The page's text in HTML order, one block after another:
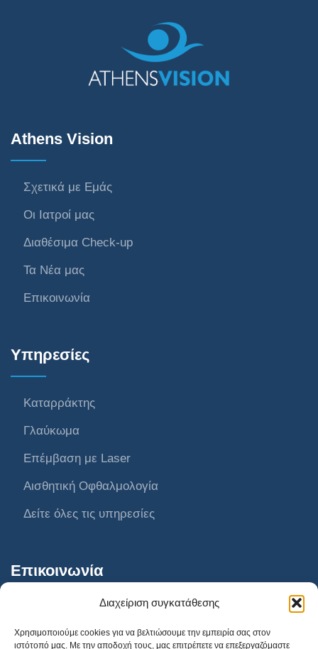
Διαχείριση συγκατάθεσης
Χρησιμοποιούμε cookies για να βελτιώσουμε την εμπειρία σας στον
ιστότοπό μας. Με την αποδοχή τους, μας επιτρέπετε να επεξεργαζόμαστε
Athens Vision
Σχετικά με Εμάς
Οι Ιατροί μας
Διαθέσιμα Check-up
Τα Νέα μας
Επικοινωνία
Υπηρεσίες
Καταρράκτης
Γλαύκωμα
Επέμβαση με Laser
Αισθητική Οφθαλμολογία
Δείτε όλες τις υπηρεσίες
Επικοινωνία